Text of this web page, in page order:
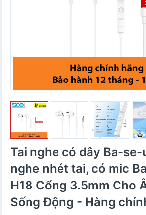
Tai nghe có dây Ba-se-
nghe nhét tai, có mic
H18 Cổng 3.5mm Cho
Sống Động - Hàng